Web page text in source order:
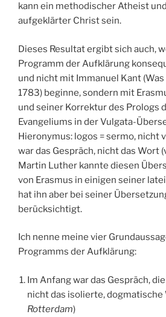
kann ein methodischer Atheist
aufgeklärter Christ sein.
Dieses Resultat ergibt sich auch,
Programm der Aufklärung
und nicht mit Immanuel Kant
1783) beginne, sondern mit
und seiner Korrektur des Prologs
Evangeliums in der Vulgata-
Hieronymus: logos = sermo, nicht
war das Gespräch, nicht das Wort
Martin Luther kannte diesen
von Erasmus in einigen seiner
hat ihn aber bei seiner
berücksichtigt.
Ich nenne meine vier
Programms der Aufklärung:
Im Anfang war das Gespräch,
nicht das isolierte, dogmatische
Rotterdam)